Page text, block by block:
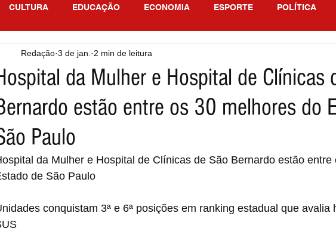
CULTURA EDUCAÇÃO ECONOMIA ESPORTE POLÍTICA
SÃO PAULO
da Mulher e Hospital de Clínicas
estão entre os 30 melhores do
Paulo
Redação 3 de jan. 2 min de leitura
da Mulher e Hospital de Clínicas de São Bernardo estão entre
de São Paulo
conquistam 3ª e 6ª posições em ranking estadual que avalia